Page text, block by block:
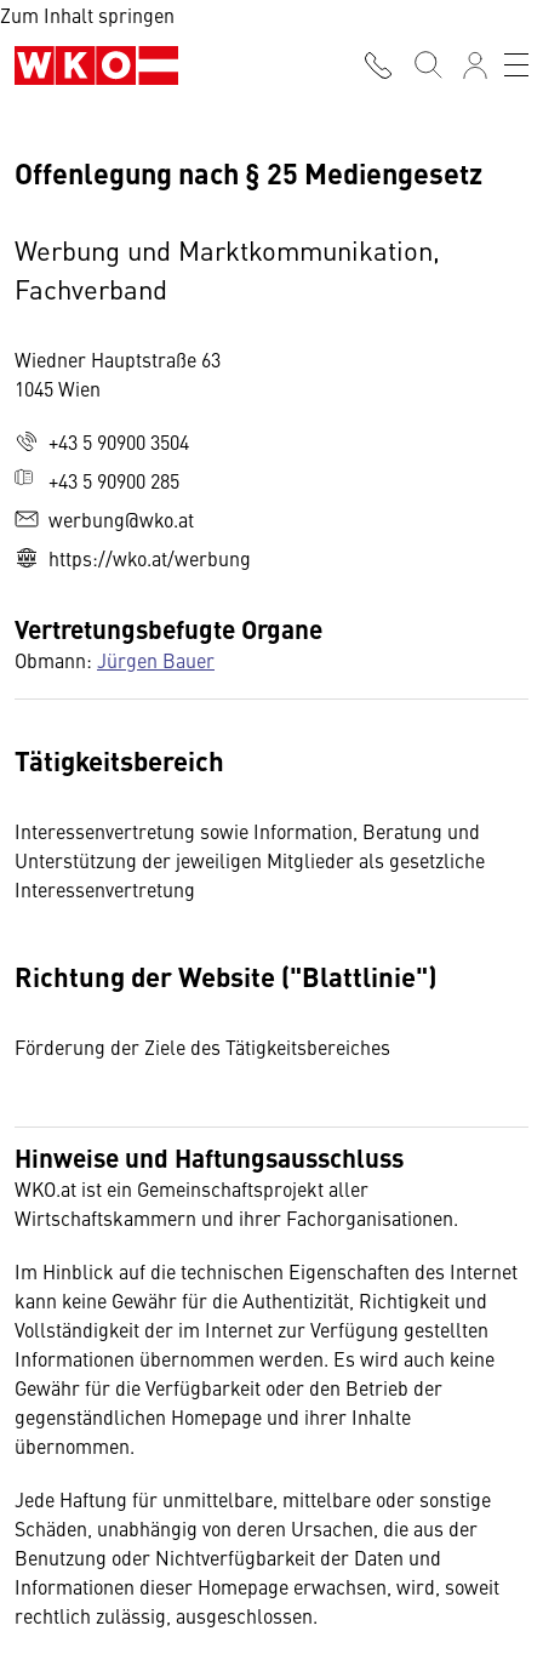
Zum Inhalt springen
Offenlegung nach § 25 Mediengesetz
Werbung und Marktkommunikation,
Fachverband
Wiedner Hauptstraße 63
1045 Wien
+43 5 90900 3504
+43 5 90900 285
werbung@wko.at
https://wko.at/werbung
Vertretungsbefugte Organe
Obmann: Jürgen Bauer
Tätigkeitsbereich
Interessenvertretung sowie Information, Beratung und
Unterstützung der jeweiligen Mitglieder als gesetzliche
Interessenvertretung
Richtung der Website ("Blattlinie")
Förderung der Ziele des Tätigkeitsbereiches
Hinweise und Haftungsausschluss
WKO.at ist ein Gemeinschaftsprojekt aller
Wirtschaftskammern und ihrer Fachorganisationen.
Im Hinblick auf die technischen Eigenschaften des Internet
kann keine Gewähr für die Authentizität, Richtigkeit und
Vollständigkeit der im Internet zur Verfügung gestellten
Informationen übernommen werden. Es wird auch keine
Gewähr für die Verfügbarkeit oder den Betrieb der
gegenständlichen Homepage und ihrer Inhalte
übernommen.
Jede Haftung für unmittelbare, mittelbare oder sonstige
Schäden, unabhängig von deren Ursachen, die aus der
Benutzung oder Nichtverfügbarkeit der Daten und
Informationen dieser Homepage erwachsen, wird, soweit
rechtlich zulässig, ausgeschlossen.